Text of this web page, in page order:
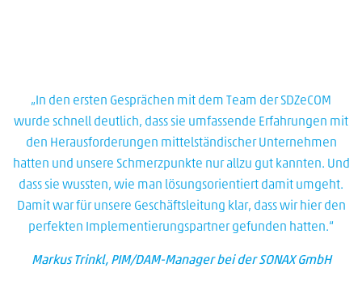
„In den ersten Gesprächen mit dem Team der SDZeCOM
wurde schnell deutlich, dass sie umfassende Erfahrungen mit
den Herausforderungen mittelständischer Unternehmen
hatten und unsere Schmerzpunkte nur allzu gut kannten. Und
dass sie wussten, wie man lösungsorientiert damit umgeht.
Damit war für unsere Geschäftsleitung klar, dass wir hier den
perfekten Implementierungspartner gefunden hatten.“
Markus Trinkl, PIM/DAM-Manager bei der SONAX GmbH